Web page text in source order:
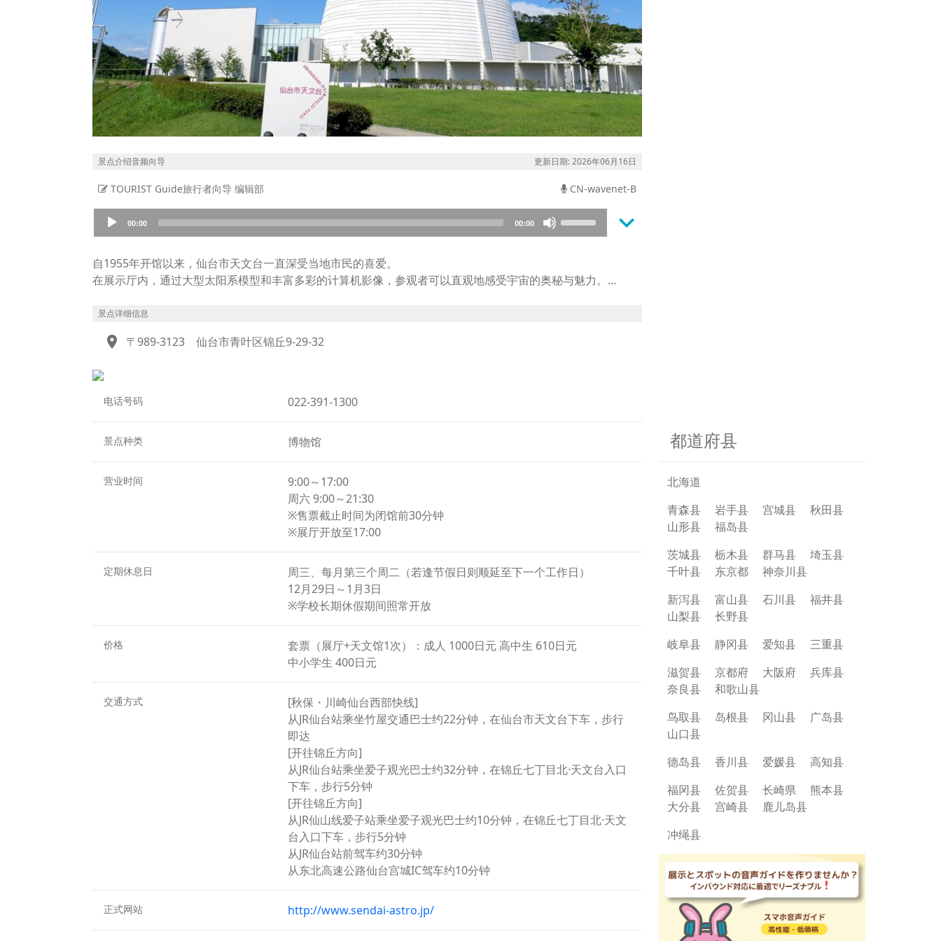
景点介绍音频向导 更新日期: 2026年06月16日
TOURIST Guide旅行者向导 编辑部 CN-wavenet-B
Audio
Player
00:00 00:00
to
keyboard_arrow_down
自1955年开馆以来，仙台市天文台一直深受当地市民的喜爱。
在展示厅内，通过大型太阳系模型和丰富多彩的计算机影像，参观者可以直观地感受宇宙的奥秘与魅力。
可以近距离欣赏这些珍贵的历史文物。
此外，天文馆还会在每月第一个星期六19时40分放映纪录片《比星星更远》。该作品描绘了东日本大地震后，
博物馆商店中，以行星为灵感设计的原创甜点——如宇宙糖果、棉花糖和曲奇——作为伴手礼深受欢迎。
另一个不容错过的亮点是口径达1.3米的“瞳望远镜”。作为日本屈指可数的大型望远镜之一，它甚至能够观测到
讲解。
景点详细信息
location_on 〒989-3123 仙台市青叶区锦丘9-29-32
电话号码 022-391-1300
景点种类 博物馆
营业时间
9:00～17:00
周六 9:00～21:30
※售票截止时间为闭馆前30分钟
※展厅开放至17:00
定期休息日
周三、每月第三个周二（若逢节假日则顺延至下一个工作日）
12月29日～1月3日
※学校长期休假期间照常开放
价格
套票（展厅+天文馆1次）：成人 1000日元 高中生 610日元
中小学生 400日元
交通方式
[秋保・川崎仙台西部快线]
从JR仙台站乘坐竹屋交通巴士约22分钟，在仙台市天文台下车，步行
即达
[开往锦丘方向]
从JR仙台站乘坐爱子观光巴士约32分钟，在锦丘七丁目北·天文台入口
下车，步行5分钟
[开往锦丘方向]
从JR仙山线爱子站乘坐爱子观光巴士约10分钟，在锦丘七丁目北·天文
台入口下车，步行5分钟
从JR仙台站前驾车约30分钟
从东北高速公路仙台宫城IC驾车约10分钟
正式网站 http://www.sendai-astro.jp/
都道府县
北海道
青森县
岩手县 宫城县
秋田县
山形县
福岛县
茨城县
栃木县 群马县
埼玉县
千叶县
东京都
神奈川县
新泻县
富山县 石川县
福井县
山梨县
长野县
岐阜县
静冈县 爱知县
三重县
滋贺县
京都府 大阪府
兵库县
奈良县
和歌山县
鸟取县
岛根县 冈山县
广岛县
山口县
德岛县
香川县 爱媛县
高知县
福冈县
佐贺县 长崎県
熊本县
大分县
宫崎县
鹿儿岛县
冲绳县